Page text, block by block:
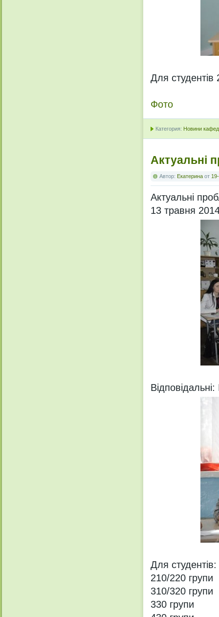
Для студентів
Фото
Категория: Новини
Актуальні
Автор: Екатерина от
Актуальні
13 травня
Для студентів:
210/220 групи
310/320 групи
330 групи